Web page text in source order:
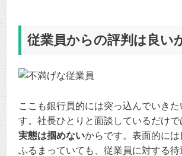
従業員からの評判は良い
ここも銀行員的には突っ込んでいき
す。社長ひとりと面談しているだけで
実態は掴めないからです。表面的に
ふるまっていても、従業員に対する待